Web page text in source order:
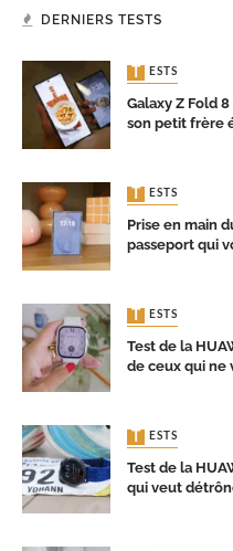
DERNIERS TESTS
TESTS
Galaxy Z Fold
son petit frère
TESTS
Prise en main
passeport qui
TESTS
Test de la
de ceux qui ne
TESTS
Test de la
qui veut